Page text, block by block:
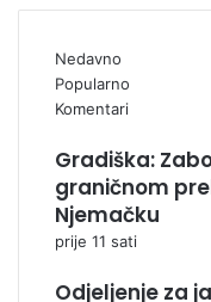
Nedavno
Popularno
Komentari
Gradiška:
graničnom
Njemačku
prije 11 sati
Odjeljenje za